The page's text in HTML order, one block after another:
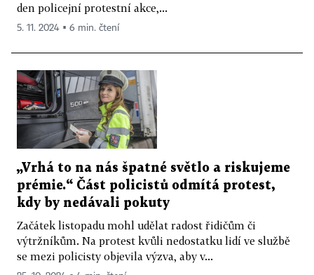
den policejní protestní akce,...
5. 11. 2024 ▪ 6 min. čtení
„Vrhá to na nás špatné světlo a riskujeme
prémie.“ Část policistů odmítá protest,
kdy by nedávali pokuty
Začátek listopadu mohl udělat radost řidičům či
výtržníkům. Na protest kvůli nedostatku lidí ve službě
se mezi policisty objevila výzva, aby v...